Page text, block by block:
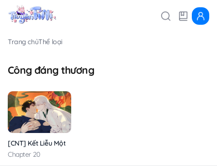
Trang chủThể loại
Công đáng thương
[CNT] Kết Liễu Một Vị Thần
Chapter 20